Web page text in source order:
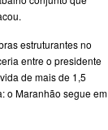
estruturantes no
entre o presidente
de mais de 1,5
o Maranhão segue em